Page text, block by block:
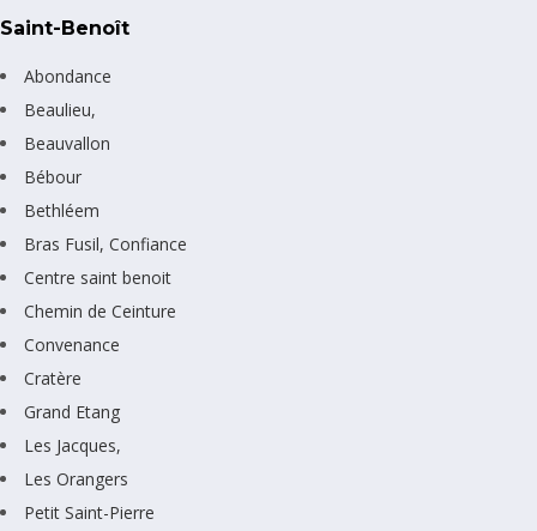
Saint-Benoît
Abondance
Beaulieu,
Beauvallon
Bébour
Bethléem
Bras Fusil, Confiance
Centre saint benoit
Chemin de Ceinture
Convenance
Cratère
Grand Etang
Les Jacques,
Les Orangers
Petit Saint-Pierre